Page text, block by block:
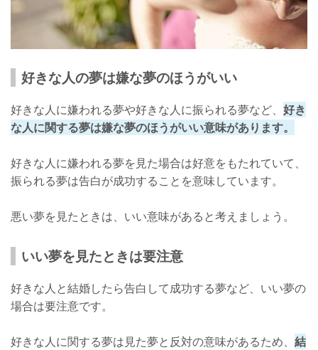
好きな人の夢は嫌な夢のほうがいい
好きな人に嫌われる夢や好きな人に振られる夢など、 好き
な人に関する夢は嫌な夢のほうがいい意味があります。
好きな人に嫌われる夢を見た場合は好意をもたれていて、
振られる夢は告白が成功することを意味しています。
悪い夢を見たときは、いい意味があると考えましょう。
いい夢を見たときは要注意
好きな人と結婚したら告白して成功する夢など、いい夢の
場合は要注意です。
好きな人に関する夢は見た夢と反対の意味があるため、 結